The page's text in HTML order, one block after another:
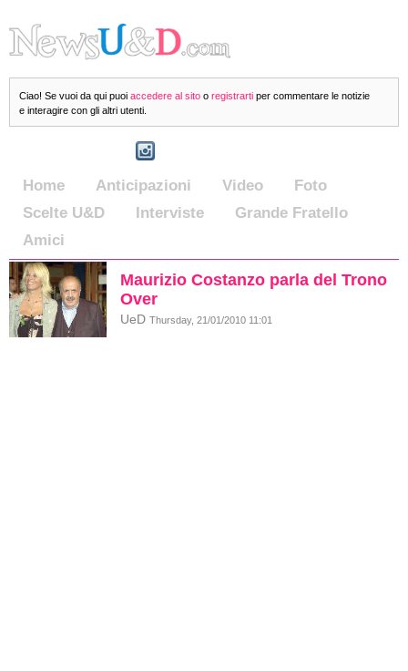
Ciao! Se vuoi da qui puoi accedere al sito o registrarti per commentare le notizie
e interagire con gli altri utenti.
Home Anticipazioni Video
Foto
Scelte U&D
Interviste
Grande Fratello
Amici
Maurizio Costanzo parla del Trono
Over
UeD Thursday, 21/01/2010 11:01